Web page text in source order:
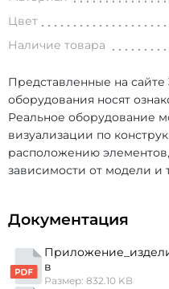
Цвет
Наличие товара
Представленные на
оборудования носят
Реальное оборудование
визуализации по
расположению
зависимости от модели и
Документация
в
Размер: 832.10 KB